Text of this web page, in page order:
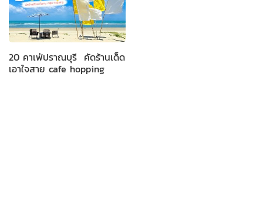
20 คาเฟ่ปราณบุรี คัดร้านเด็ด
เอาใจสาย cafe hopping